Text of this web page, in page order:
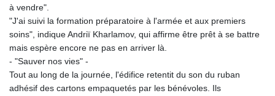
à vendre".
"J'ai suivi la formation préparatoire à l'armée et aux premiers
soins", indique Andriï Kharlamov, qui affirme être prêt à se battre
mais espère encore ne pas en arriver là.
- "Sauver nos vies" -
Tout au long de la journée, l'édifice retentit du son du ruban
adhésif des cartons empaquetés par les bénévoles. Ils